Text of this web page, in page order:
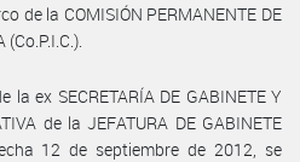
de la COMISIÓN PERMANENTE DE
ex SECRETARÍA DE GABINETE Y
de la JEFATURA DE GABINETE
12 de septiembre de 2012, se